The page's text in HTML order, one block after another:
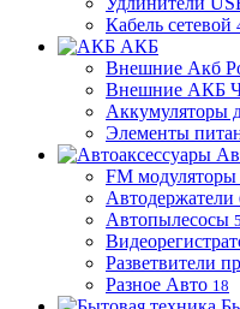
Кабель сетевой
АКБ
Внешние Акб
Внешние АКБ
Аккумуляторы
Элементы
FM модуляторы
Автодержатели
Автопылесосы 5
Разветвители
Разное Авто 18